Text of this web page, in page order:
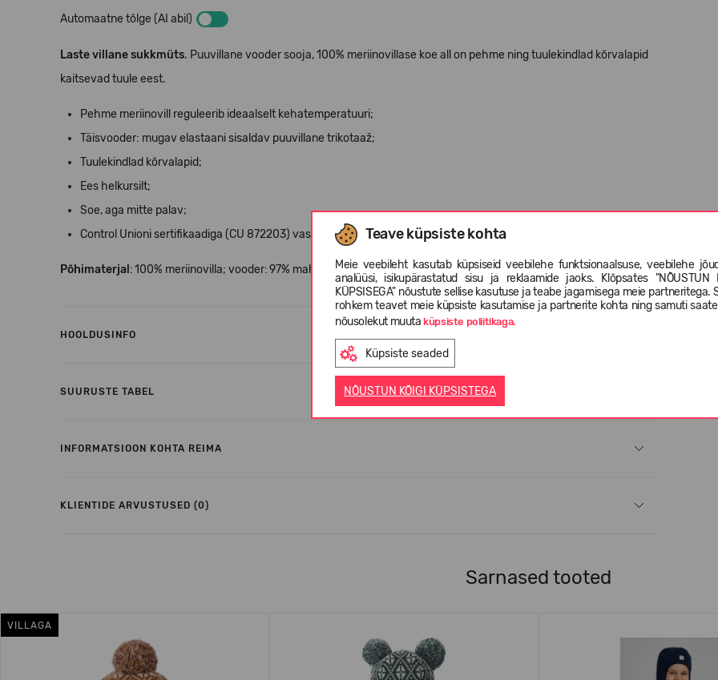
Teave küpsiste kohta
Meie veebileht kasutab küpsiseid veebilehe funktsionaalsuse, veebilehe
analüüsi, isikupärastatud sisu ja reklaamide jaoks. Klõpsates "NÕUSTUN
KÜPSISEGA" nõustute sellise kasutuse ja teabe jagamisega meie partneritega.
rohkem teavet meie küpsiste kasutamise ja partnerite kohta ning samuti
nõusolekut muutaküpsiste poliitikaga.
Küpsiste seaded
NÕUSTUN KÕIGI KÜPSISTEGA
Automaatne tõlge (AI abil)
Laste villane sukkmüts. Puuvillane vooder sooja, 100% meriinovillase koe all on pehme ning tuulekindlad kõrvalapid
kaitsevad tuule eest.
Pehme meriinovill reguleerib ideaalselt kehatemperatuuri;
Täisvooder: mugav elastaani sisaldav puuvillane trikotaaž;
Tuulekindlad kõrvalapid;
Ees helkursilt;
Soe, aga mitte palav;
Control Unionisertifikaadiga (CU 872203) vastutustundlikult toodetud villa standardi nõuetele vastav materjal.
Põhimaterjal : 100% meriinovill a; vooder: 97% mahepuuvilla 3% elastaani.
HOOLDUSINFO
SUURUSTE TABEL
INFORMATSIOON KOHTA REIMA
KLIENTIDE ARVUSTUSED (0)
Sarnased tooted
VILLAGA